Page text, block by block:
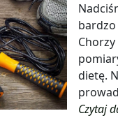
dietę.
Czytaj